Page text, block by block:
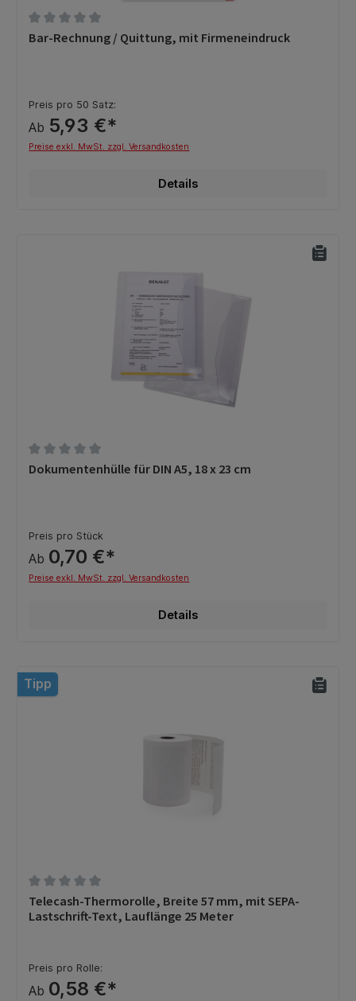
Durchschnittliche Bewertung von 0 von 5 Sternen
Bar-Rechnung / Quittung, mit Firmeneindruck
Preis pro 50 Satz:
Ab 5,93 €*
Preise exkl. MwSt. zzgl. Versandkosten
Details
Durchschnittliche Bewertung von 0 von 5 Sternen
Dokumentenhülle für DIN A5, 18 x 23 cm
Preis pro Stück
Ab 0,70 €*
Preise exkl. MwSt. zzgl. Versandkosten
Details
Tipp
Durchschnittliche Bewertung von 0 von 5 Sternen
Telecash-Thermorolle, Breite 57 mm, mit SEPA-
Lastschrift-Text, Lauflänge 25 Meter
Preis pro Rolle:
Ab 0,58 €*